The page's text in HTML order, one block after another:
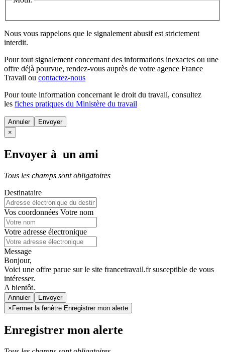
Nous vous rappelons que le signalement abusif est strictement
interdit.
Pour tout signalement concernant des informations inexactes ou une
offre déjà pourvue, rendez-vous auprès de votre agence France
Travail ou contactez-nous
Pour toute information concernant le droit du travail, consultez
les fiches pratiques du Ministère du travail
Annuler
×
Envoyer à un ami
Tous les champs sont obligatoires
Destinataire
Vos coordonnées Votre nom
Votre adresse électronique
Message
Bonjour,
Voici une offre parue sur le site francetravail.fr susceptible de vous
intéresser.
A bientôt.
Annuler
× Fermer la fenêtre Enregistrer mon alerte
Enregistrer mon alerte